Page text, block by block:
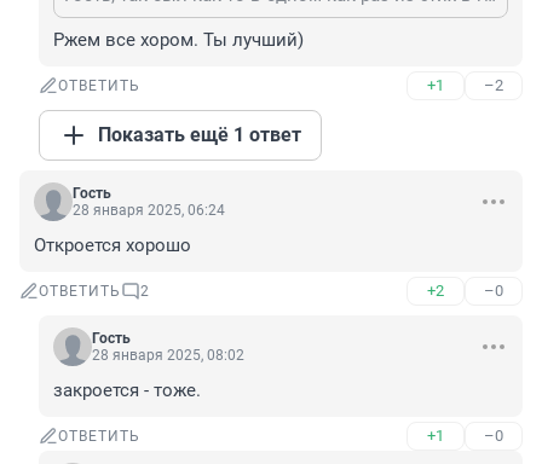
Ржем все хором. Ты лучший)
ОТВЕТИТЬ +1 –2
Показать ещё 1 ответ
Гость
28 января 2025, 06:24
Откроется хорошо
ОТВЕТИТЬ 2 +2 –0
Гость
28 января 2025, 08:02
закроется - тоже.
ОТВЕТИТЬ +1 –0